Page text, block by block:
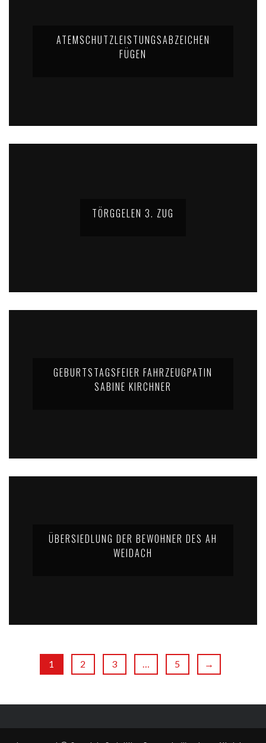
ATEMSCHUTZLEISTUNGSABZEICHEN
FÜGEN
TÖRGGELEN 3. ZUG
GEBURTSTAGSFEIER FAHRZEUGPATIN
SABINE KIRCHNER
ÜBERSIEDLUNG DER BEWOHNER DES AH
WEIDACH
1 2 3 … 5 →